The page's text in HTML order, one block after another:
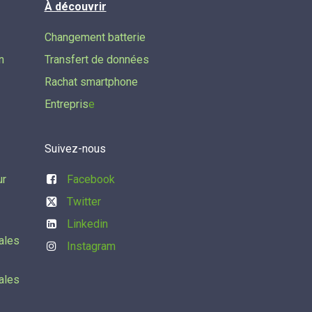
À découvrir
Changement batterie
Transfert de données​
Rachat smartphone
Entreprise
Suivez-nous
Facebook
Twitter
Linkedin
Instagram